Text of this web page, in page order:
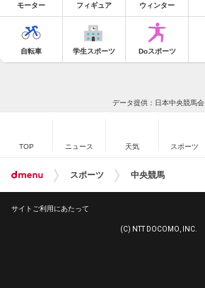
モーター フィギュア ウィンター
自転車 学生スポーツ Doスポーツ
データ提供：日本中央競馬会
TOP ニュース 天気 スポーツ
スポーツ 中央競馬
サイトご利用にあたって
(C) NTT DOCOMO, INC.